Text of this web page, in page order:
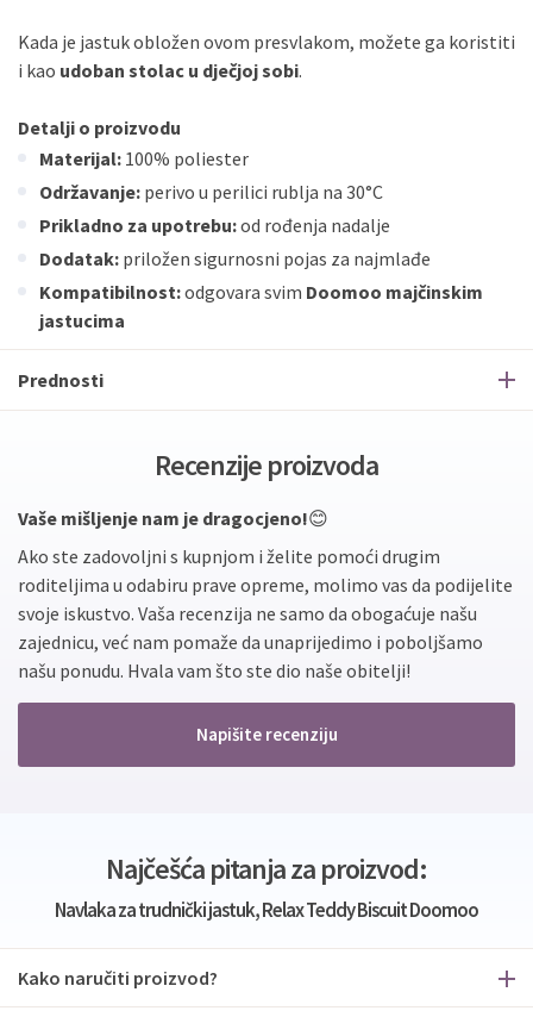
Kada je jastuk obložen ovom presvlakom, možete ga koristiti
i kao udoban stolac u dječjoj sobi.
Detalji o proizvodu
Materijal: 100% poliester
Održavanje: perivo u perilici rublja na 30°C
Prikladno za upotrebu:od rođenja nadalje
Dodatak: priložen sigurnosni pojas za najmlađe
Kompatibilnost:odgovara svim Doomoo majčinskim
jastucima
Prednosti
Recenzije proizvoda
Vaše mišljenje nam je dragocjeno!😊
Ako ste zadovoljni s kupnjom i želite pomoći drugim
roditeljima u odabiru prave opreme, molimo vas da podijelite
svoje iskustvo. Vaša recenzija ne samo da obogaćuje našu
zajednicu, već nam pomaže da unaprijedimo i poboljšamo
našu ponudu. Hvala vam što ste dio naše obitelji!
Napišite recenziju
Najčešća pitanja za proizvod:
Navlaka za trudnički jastuk, Relax Teddy Biscuit Doomoo
Kako naručiti proizvod?